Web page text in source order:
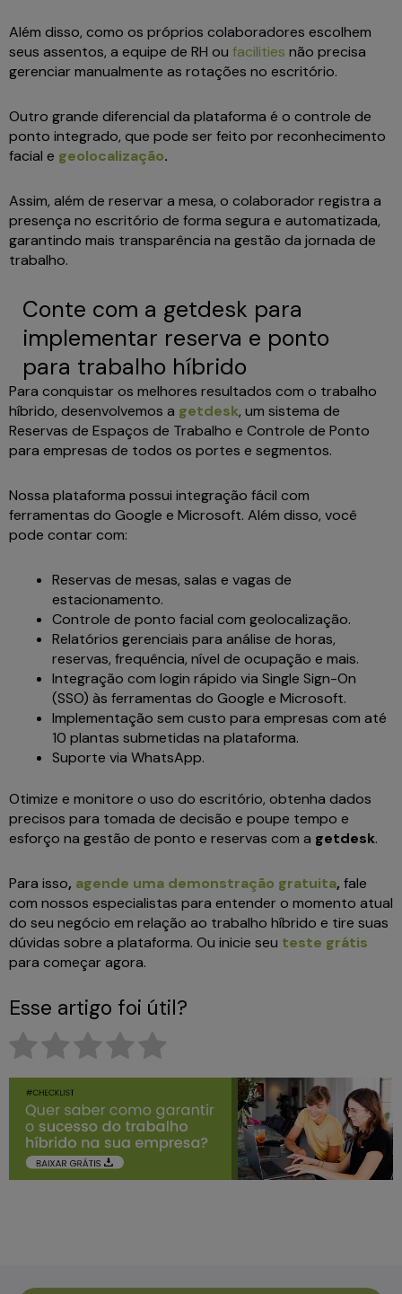
Além disso, como os próprios colaboradores escolhem
seus assentos, a equipe de RH ou facilities não precisa
gerenciar manualmente as rotações no escritório.
Outro grande diferencial da plataforma é o controle de
ponto integrado, que pode ser feito por reconhecimento
facial e geolocalização.
Assim, além de reservar a mesa, o colaborador registra a
presença no escritório de forma segura e automatizada,
garantindo mais transparência na gestão da jornada de
trabalho.
Conte com a getdesk para
implementar reserva e ponto
para trabalho híbrido
Para conquistar os melhores resultados com o trabalho
híbrido, desenvolvemos a getdesk, um sistema de
Reservas de Espaços de Trabalho e Controle de Ponto
para empresas de todos os portes e segmentos.
Nossa plataforma possui integração fácil com
ferramentas do Google e Microsoft. Além disso, você
pode contar com:
Reservas de mesas, salas e vagas de
estacionamento.
Controle de ponto facial com geolocalização.
Relatórios gerenciais para análise de horas,
reservas, frequência, nível de ocupação e mais.
Integração com login rápido via Single Sign-On
(SSO) às ferramentas do Google e Microsoft.
Implementação sem custo para empresas com até
10 plantas submetidas na plataforma.
Suporte via WhatsApp.
Otimize e monitore o uso do escritório, obtenha dados
precisos para tomada de decisão e poupe tempo e
esforço na gestão de ponto e reservas com a getdesk.
Para isso, agende uma demonstração gratuita, fale
com nossos especialistas para entender o momento atual
do seu negócio em relação ao trabalho híbrido e tire suas
dúvidas sobre a plataforma. Ou inicie seu teste grátis
para começar agora.
Esse artigo foi útil?